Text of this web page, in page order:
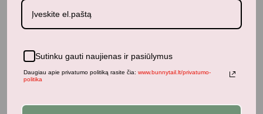
Sutinku gauti naujienas ir pasiūlymus
Daugiau apie privatumo politiką rasite čia: www.bunnytail.lt/privatumo-
politika